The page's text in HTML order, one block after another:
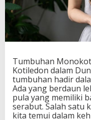
Tumbuhan
Kotiledon dalam
tumbuhan hadir
Ada yang berdaun
pula yang memiliki
serabut. Salah satu
kita temui dalam